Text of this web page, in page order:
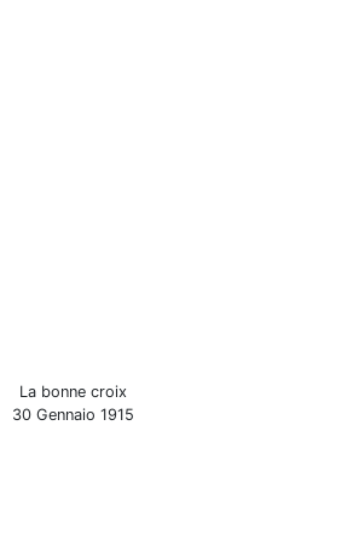
La bonne croix
30 Gennaio 1915